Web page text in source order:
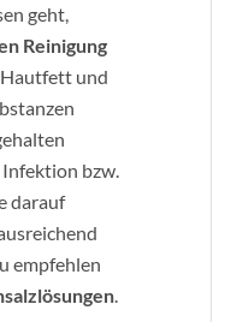
geht,
Reinigung
Hautfett und
Infektion bzw.
darauf
empfehlen
.